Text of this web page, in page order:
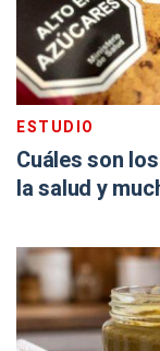
ESTUDIO
Cuáles son
la salud y